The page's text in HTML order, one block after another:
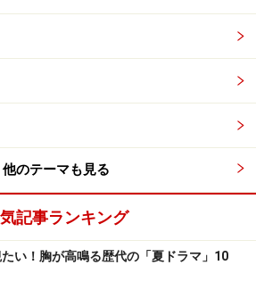
他のテーマも見る
記事ランキング
い！胸が高鳴る歴代の「夏ドラマ」10